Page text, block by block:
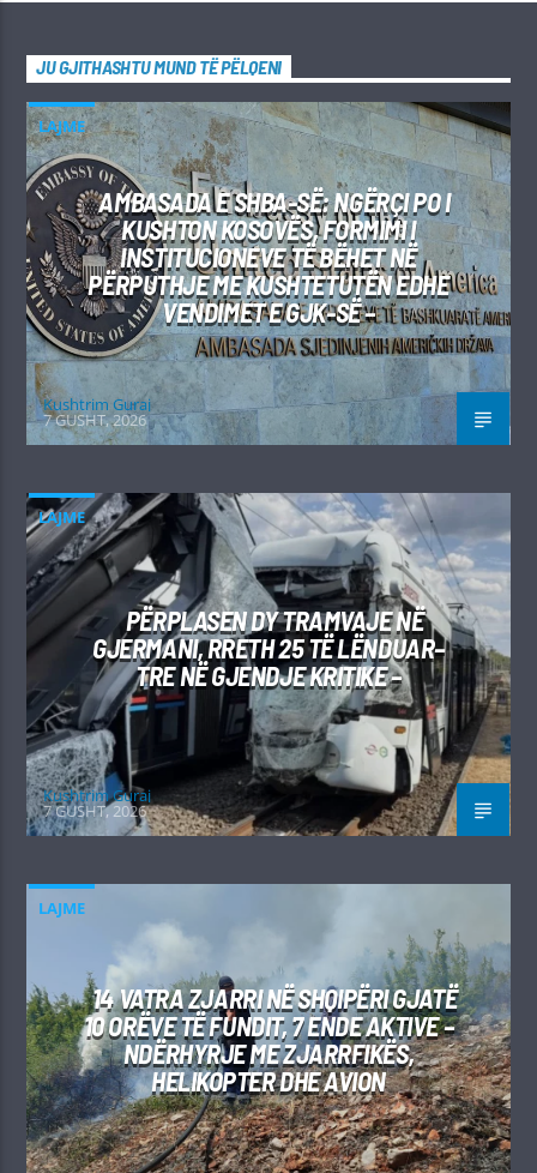
JU GJITHASHTU MUND TË PËLQENI
LAJME
AMBASADA E SHBA-SË: NGËRÇI PO I
KUSHTON KOSOVËS, FORMIMI I
INSTITUCIONEVE TË BËHET NË
PËRPUTHJE ME KUSHTETUTËN EDHE
VENDIMET E GJK-SË –
Kushtrim Guraj
7 GUSHT, 2026
LAJME
PËRPLASEN DY TRAMVAJE NË
GJERMANI, RRETH 25 TË LËNDUAR–
TRE NË GJENDJE KRITIKE –
Kushtrim Guraj
7 GUSHT, 2026
LAJME
14 VATRA ZJARRI NË SHQIPËRI GJATË
10 ORËVE TË FUNDIT, 7 ENDE AKTIVE –
NDËRHYRJE ME ZJARRFIKËS,
HELIKOPTER DHE AVION